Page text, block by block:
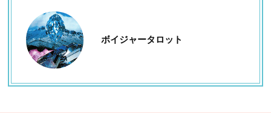
ボイジャータロット